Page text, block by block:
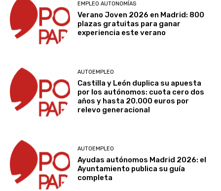
EMPLEO AUTONOMÍAS
Verano Joven 2026 en Madrid: 800
plazas gratuitas para ganar
experiencia este verano
AUTOEMPLEO
Castilla y León duplica su apuesta
por los autónomos: cuota cero dos
años y hasta 20.000 euros por
relevo generacional
AUTOEMPLEO
Ayudas autónomos Madrid 2026: el
Ayuntamiento publica su guía
completa